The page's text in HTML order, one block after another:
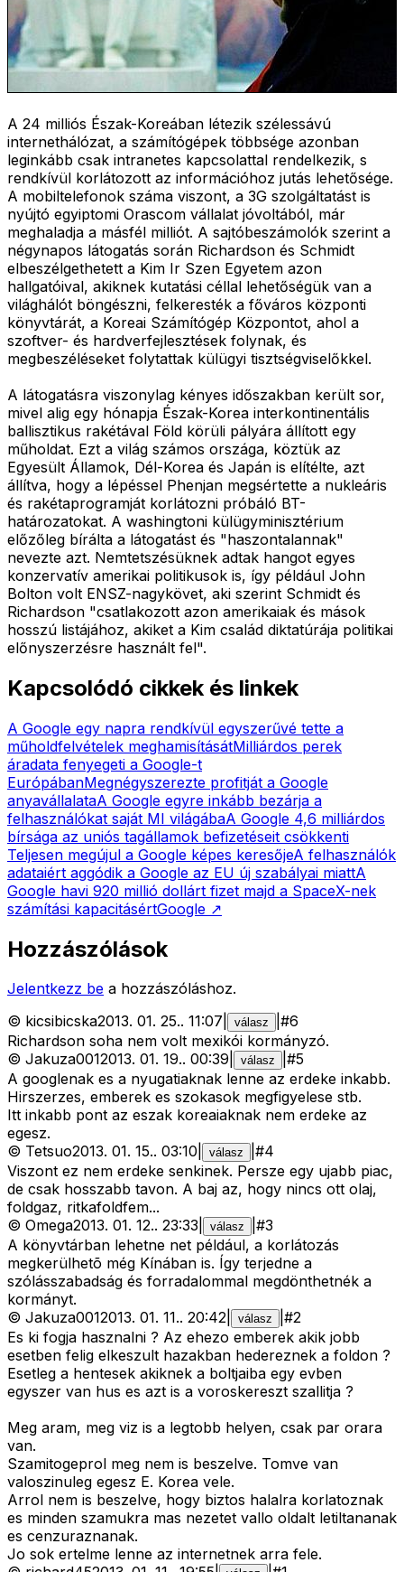
A 24 milliós Észak-Koreában létezik szélessávú
internethálózat, a számítógépek többsége azonban
leginkább csak intranetes kapcsolattal rendelkezik, s
rendkívül korlátozott az információhoz jutás lehetősége.
A mobiltelefonok száma viszont, a 3G szolgáltatást is
nyújtó egyiptomi Orascom vállalat jóvoltából, már
meghaladja a másfél milliót. A sajtóbeszámolók szerint a
négynapos látogatás során Richardson és Schmidt
elbeszélgethetett a Kim Ir Szen Egyetem azon
hallgatóival, akiknek kutatási céllal lehetőségük van a
világhálót böngészni, felkeresték a főváros központi
könyvtárát, a Koreai Számítógép Központot, ahol a
szoftver- és hardverfejlesztések folynak, és
megbeszéléseket folytattak külügyi tisztségviselőkkel.
A látogatásra viszonylag kényes időszakban került sor,
mivel alig egy hónapja Észak-Korea interkontinentális
ballisztikus rakétával Föld körüli pályára állított egy
műholdat. Ezt a világ számos országa, köztük az
Egyesült Államok, Dél-Korea és Japán is elítélte, azt
állítva, hogy a lépéssel Phenjan megsértette a nukleáris
és rakétaprogramját korlátozni próbáló BT-
határozatokat. A washingtoni külügyminisztérium
előzőleg bírálta a látogatást és "haszontalannak"
nevezte azt. Nemtetszésüknek adtak hangot egyes
konzervatív amerikai politikusok is, így például John
Bolton volt ENSZ-nagykövet, aki szerint Schmidt és
Richardson "csatlakozott azon amerikaiak és mások
hosszú listájához, akiket a Kim család diktatúrája politikai
előnyszerzésre használt fel".
Kapcsolódó cikkek és linkek
A Google egy napra rendkívül egyszerűvé tette a
műholdfelvételek meghamisításátMilliárdos perek
áradata fenyegeti a Google-t
EurópábanMegnégyszerezte profitját a Google
anyavállalataA Google egyre inkább bezárja a
felhasználókat saját MI világábaA Google 4,6 milliárdos
bírsága az uniós tagállamok befizetéseit csökkenti
Teljesen megújul a Google képes keresőjeA felhasználók
adataiért aggódik a Google az EU új szabályai miattA
Google havi 920 millió dollárt fizet majd a SpaceX-nek
számítási kapacitásértGoogle ↗
Hozzászólások
Jelentkezz be a hozzászóláshoz.
© kicsibicska2013. 01. 25.. 11:07 válasz #6
Richardson soha nem volt mexikói kormányzó.
© Jakuza0012013. 01. 19.. 00:39 válasz #5
A googlenak es a nyugatiaknak lenne az erdeke inkabb.
Hirszerzes, emberek es szokasok megfigyelese stb.
Itt inkabb pont az eszak koreaiaknak nem erdeke az
egesz.
© Tetsuo2013. 01. 15.. 03:10 válasz #4
Viszont ez nem erdeke senkinek. Persze egy ujabb piac,
de csak hosszabb tavon. A baj az, hogy nincs ott olaj,
foldgaz, ritkafoldfem...
© Omega2013. 01. 12.. 23:33 válasz #3
A könyvtárban lehetne net például, a korlátozás
megkerülhetõ még Kínában is. Így terjedne a
szólásszabadság és forradalommal megdönthetnék a
kormányt.
© Jakuza0012013. 01. 11.. 20:42 válasz #2
Es ki fogja hasznalni ? Az ehezo emberek akik jobb
esetben felig elkeszult hazakban hedereznek a foldon ?
Esetleg a hentesek akiknek a boltjaiba egy evben
egyszer van hus es azt is a voroskereszt szallitja ?
Meg aram, meg viz is a legtobb helyen, csak par orara
van.
Szamitogeprol meg nem is beszelve. Tomve van
valoszinuleg egesz E. Korea vele.
Arrol nem is beszelve, hogy biztos halalra korlatoznak
es minden szamukra mas nezetet vallo oldalt letiltananak
es cenzuraznanak.
Jo sok ertelme lenne az internetnek arra fele.